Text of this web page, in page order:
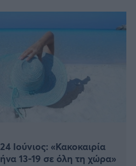
Ιούνιος: «Κακοκαιρία
13-19 σε όλη τη χώρα»